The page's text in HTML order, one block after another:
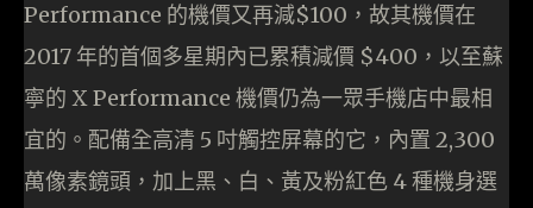
Performance 的機價又再減$100，故其機價在
2017 年的首個多星期內已累積減價 $400，以至蘇
寧的 X Performance 機價仍為一眾手機店中最相
宜的。配備全高清 5 吋觸控屏幕的它，內置 2,300
萬像素鏡頭，加上黑、白、黃及粉紅色 4 種機身選